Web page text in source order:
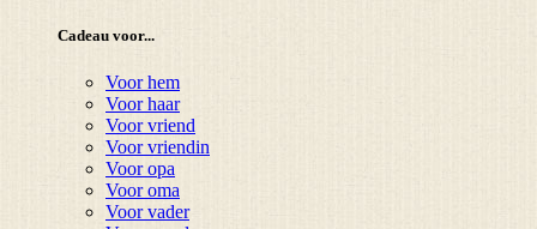
Cadeau voor...
Voor hem
Voor haar
Voor vriend
Voor vriendin
Voor opa
Voor oma
Voor vader